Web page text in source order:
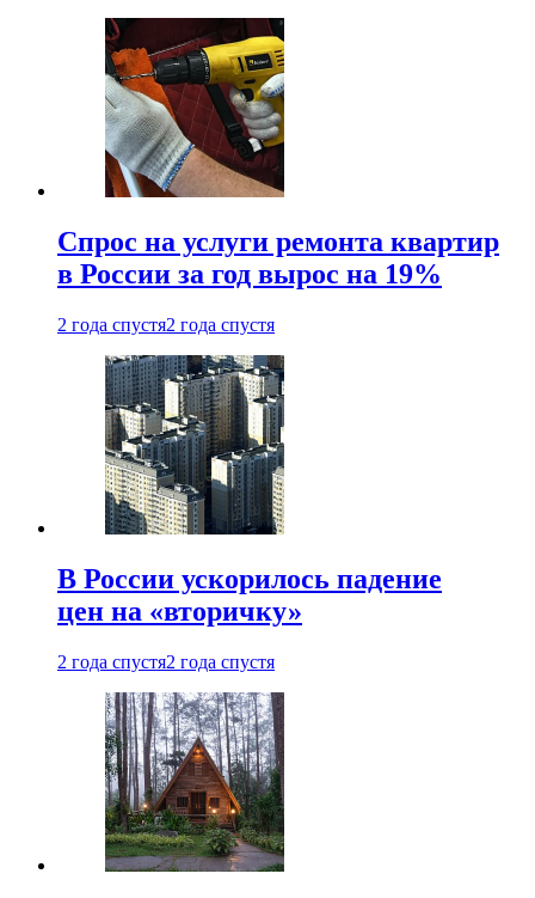
Спрос на услуги ремонта квартир
в России за год вырос на 19%
2 года спустя2 года спустя
В России ускорилось падение
цен на «вторичку»
2 года спустя2 года спустя